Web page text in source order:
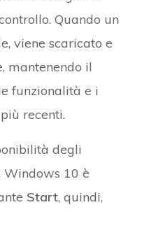
Quando un
viene scaricato e
mantenendo il
funzionalità e i
recenti.
degli
Windows 10 è
Start, quindi,